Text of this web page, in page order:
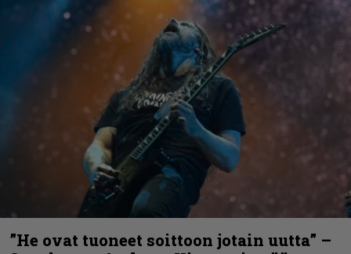
”He ovat tuoneet soittoon jotain uutta” –